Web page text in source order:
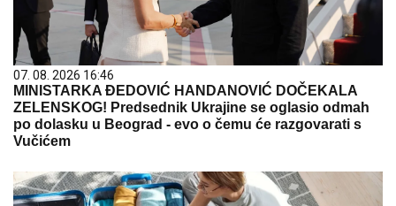
07. 08. 2026 16:46
MINISTARKA ĐEDOVIĆ HANDANOVIĆ DOČEKALA
ZELENSKOG! Predsednik Ukrajine se oglasio odmah
po dolasku u Beograd - evo o čemu će razgovarati s
Vučićem